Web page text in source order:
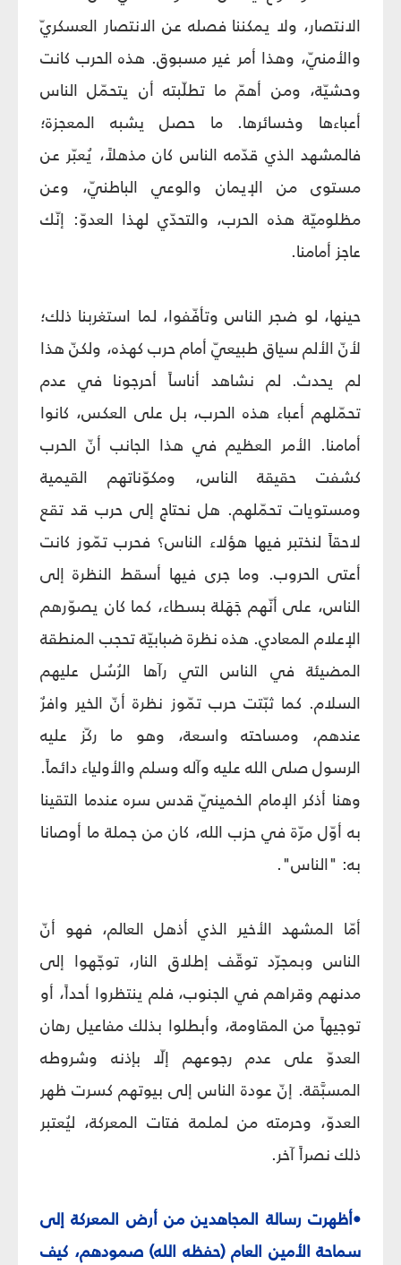
الانتصار، ولا يمكننا فصله عن الانتصار العسكريّ
والأمنيّ، وهذا أمر غير مسبوق. هذه الحرب كانت
وحشيّة، ومن أهمّ ما تطلّبته أن يتحمّل الناس
أعباءها وخسائرها. ما حصل يشبه المعجزة؛
فالمشهد الذي قدّمه الناس كان مذهلاً، يُعبّر عن
مستوى من الإيمان والوعي الباطنيّ، وعن
مظلوميّة هذه الحرب، والتحدّي لهذا العدوّ: إنّك
عاجز أمامنا.
حينها، لو ضجر الناس وتأفّفوا، لما استغربنا ذلك؛
لأنّ الألم سياق طبيعيّ أمام حرب كهذه، ولكنّ هذا
لم يحدث. لم نشاهد أناساً أحرجونا في عدم
تحمّلهم أعباء هذه الحرب، بل على العكس، كانوا
أمامنا. الأمر العظيم في هذا الجانب أنّ الحرب
كشفت حقيقة الناس، ومكوّناتهم القيمية
ومستويات تحمّلهم. هل نحتاج إلى حرب قد تقع
لاحقاً لنختبر فيها هؤلاء الناس؟ فحرب تمّوز كانت
أعتى الحروب. وما جرى فيها أسقط النظرة إلى
الناس، على أنّهم جَهَلة بسطاء، كما كان يصوّرهم
الإعلام المعادي. هذه نظرة ضبابيّة تحجب المنطقة
المضيئة في الناس التي رآها الرُسُل عليهم
السلام. كما ثبّتت حرب تمّوز نظرة أنّ الخير وافرٌ
عندهم، ومساحته واسعة، وهو ما ركّز عليه
الرسول صلى الله عليه وآله وسلم والأولياء دائماً.
وهنا أذكر الإمام الخمينيّ قدس سره عندما التقينا
به أوّل مرّة في حزب الله، كان من جملة ما أوصانا
به: "الناس".
أمّا المشهد الأخير الذي أذهل العالم، فهو أنّ
الناس وبمجرّد توقّف إطلاق النار، توجّهوا إلى
مدنهم وقراهم في الجنوب، فلم ينتظروا أحداً، أو
توجيهاً من المقاومة، وأبطلوا بذلك مفاعيل رهان
العدوّ على عدم رجوعهم إلّا بإذنه وشروطه
المسبَّقة. إنّ عودة الناس إلى بيوتهم كسرت ظهر
العدوّ، وحرمته من لملمة فتات المعركة، ليُعتبر
ذلك نصراً آخر.
•أظهرت رسالة المجاهدين من أرض المعركة إلى
سماحة الأمين العام (حفظه الله) صمودهم، كيف